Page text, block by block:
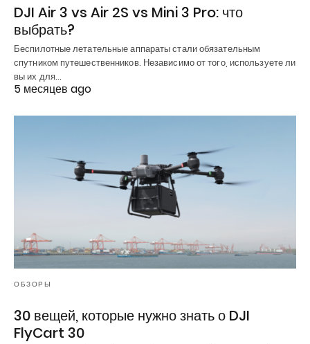
DJI Air 3 vs Air 2S vs Mini 3 Pro: что
выбрать?
Беспилотные летательные аппараты стали обязательным
спутником путешественников. Независимо от того, используете ли
вы их для…
5 месяцев ago
ОБЗОРЫ
30 вещей, которые нужно знать о DJI
FlyCart 30